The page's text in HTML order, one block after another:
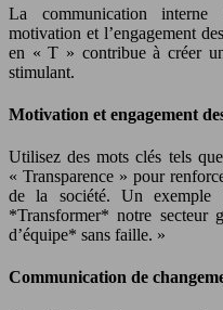
La communication
motivation et l’engagement
en « T » contribue à créer
stimulant.
Motivation et engagement
Utilisez des mots clés tels
« Transparence » pour
de la société. Un
*Transformer* notre
d’équipe* sans faille. »
Communication de